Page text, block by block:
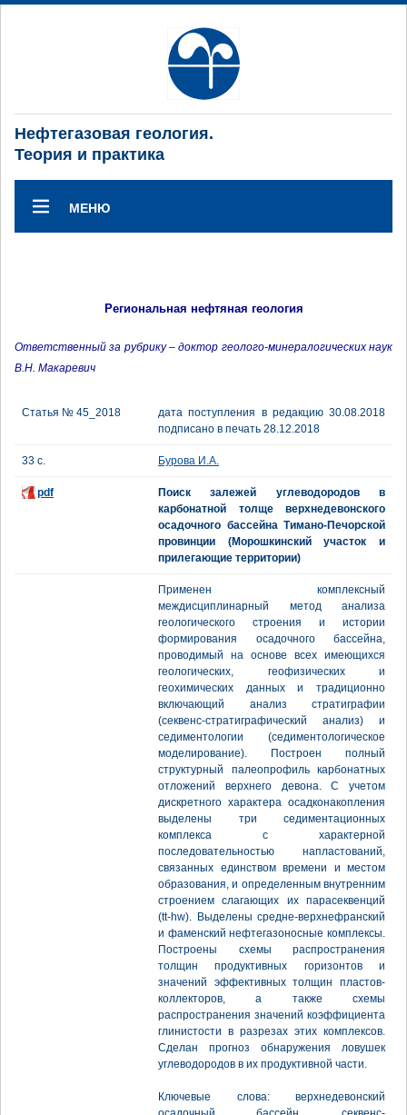
Нефтегазовая геология.
Теория и практика
МЕНЮ
Региональная нефтяная геология
Ответственный за рубрику – доктор геолого-минералогических наук
В.Н. Макаревич
Статья № 45_2018
дата поступления в редакцию 30.08.2018
подписано в печать 28.12.2018
33 с. Бурова И.А.
pdf
Поиск залежей углеводородов в
карбонатной толще верхнедевонского
осадочного бассейна Тимано-Печорской
провинции (Морошкинский участок и
прилегающие территории)
Применен комплексный
междисциплинарный метод анализа
геологического строения и истории
формирования осадочного бассейна,
проводимый на основе всех имеющихся
геологических, геофизических и
геохимических данных и традиционно
включающий анализ стратиграфии
(секвенс-стратиграфический анализ) и
седиментологии (седиментологическое
моделирование). Построен полный
структурный палеопрофиль карбонатных
отложений верхнего девона. С учетом
дискретного характера осадконакопления
выделены три седиментационных
комплекса с характерной
последовательностью напластований,
связанных единством времени и местом
образования, и определенным внутренним
строением слагающих их парасеквенций
(tt-hw). Выделены средне-верхнефранский
и фаменский нефтегазоносные комплексы.
Построены схемы распространения
толщин продуктивных горизонтов и
значений эффективных толщин пластов-
коллекторов, а также схемы
распространения значений коэффициента
глинистости в разрезах этих комплексов.
Сделан прогноз обнаружения ловушек
углеводородов в их продуктивной части.
Ключевые слова: верхнедевонский